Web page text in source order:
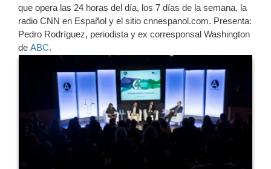
que opera las 24 horas del día, los 7 días de la semana, la
radio CNN en Español y el sitio cnnespanol.com. Presenta:
Pedro Rodríguez, periodista y ex corresponsal Washington
de ABC.